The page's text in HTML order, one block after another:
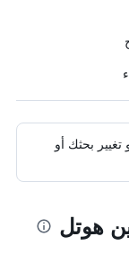
بحثك أو
هوتل